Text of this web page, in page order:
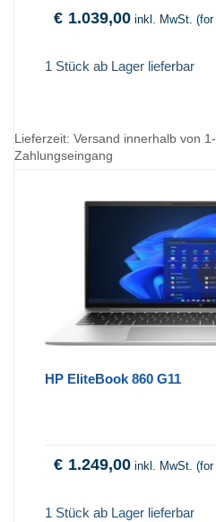
€ 1.039,00 inkl. MwSt.
1 Stück ab Lager lieferbar
Lieferzeit: Versand innerhalb von
Zahlungseingang
HP EliteBook 860 G11
€ 1.249,00 inkl. MwSt.
1 Stück ab Lager lieferbar